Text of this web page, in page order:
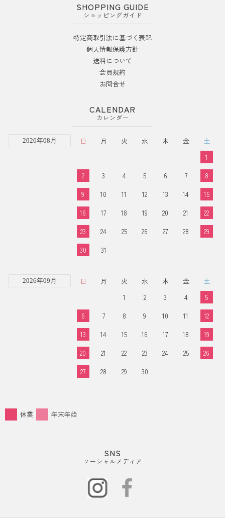
SHOPPING GUIDE
ショッピングガイド
特定商取引法に基づく表記
個人情報保護方針
送料について
会員規約
お問合せ
CALENDAR
カレンダー
2026年08月 日 月 火 水 木 金
土
1
2
3 4 5 6 7
8
9
10 11 12 13 14
15
16
17 18 19 20 21
22
23
24 25 26 27 28
29
30
31
2026年09月 日 月 火 水 木 金
土
1
2 3 4
5
6
7 8 9 10 11
12
13
14 15 16 17 18
19
20
21 22 23 24 25
26
27
28 29 30
休業 年末年始
SNS
ソーシャルメディア